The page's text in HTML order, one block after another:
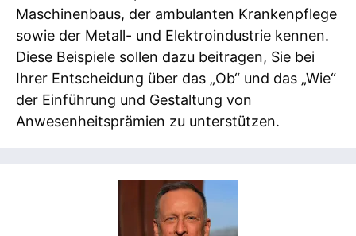
Maschinenbaus, der ambulanten Krankenpflege
sowie der Metall- und Elektroindustrie kennen.
Diese Beispiele sollen dazu beitragen, Sie bei
Ihrer Entscheidung über das „Ob“ und das „Wie“
der Einführung und Gestaltung von
Anwesenheitsprämien zu unterstützen.